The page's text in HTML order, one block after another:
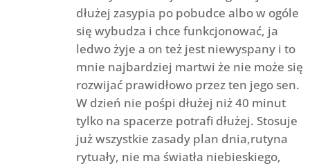
dłużej zasypia po pobudce albo w ogóle
się wybudza i chce funkcjonować, ja
ledwo żyje a on też jest niewyspany i to
mnie najbardziej martwi że nie może się
rozwijać prawidłowo przez ten jego sen.
W dzień nie pośpi dłużej niż 40 minut
tylko na spacerze potrafi dłużej. Stosuje
już wszystkie zasady plan dnia,rutyna
rytuały, nie ma światła niebieskiego,